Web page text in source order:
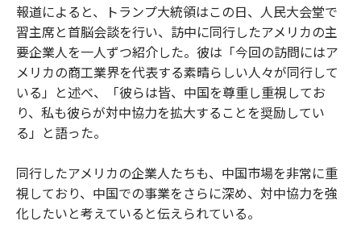
報道によると、トランプ大統領はこの日、人民大会堂で
習主席と首脳会談を行い、訪中に同行したアメリカの主
要企業人を一人ずつ紹介した。彼は「今回の訪問にはア
メリカの商工業界を代表する素晴らしい人々が同行して
いる」と述べ、「彼らは皆、中国を尊重し重視してお
り、私も彼らが対中協力を拡大することを奨励してい
る」と語った。
同行したアメリカの企業人たちも、中国市場を非常に重
視しており、中国での事業をさらに深め、対中協力を強
化したいと考えていると伝えられている。